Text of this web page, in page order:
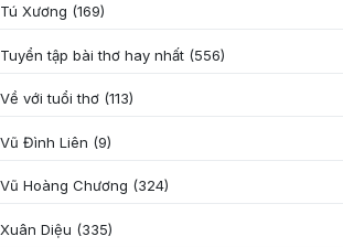
Tú Xương (169)
Tuyển tập bài thơ hay nhất (556)
Về với tuổi thơ (113)
Vũ Đình Liên (9)
Vũ Hoàng Chương (324)
Xuân Diệu (335)